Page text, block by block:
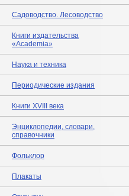
Садоводство. Лесоводство
Книги издательства
«Academia»
Наука и техника
Периодические издания
Книги XVIII века
Энциклопедии, словари,
справочники
Фольклор
Плакаты